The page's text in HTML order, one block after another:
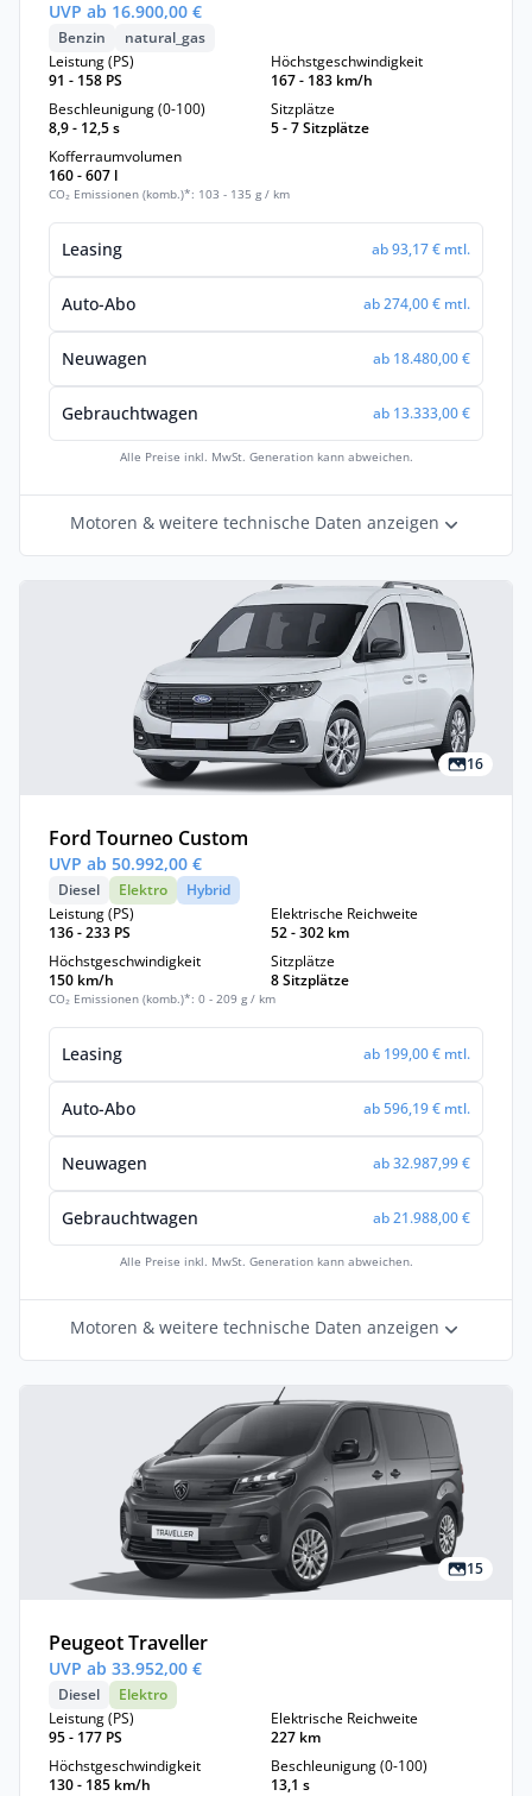
UVP ab 16.900,00 €
Benzin
natural_gas
Leistung (PS)
91 - 158 PS
Höchstgeschwindigkeit
167 - 183 km/h
Beschleunigung (0-100)
8,9 - 12,5 s
Sitzplätze
5 - 7 Sitzplätze
Kofferraumvolumen
160 - 607 l
CO₂ Emissionen (komb.)*: 103 - 135 g / km
Leasing ab 93,17 € mtl.
Auto-Abo ab 274,00 € mtl.
Neuwagen ab 18.480,00 €
Gebrauchtwagen ab 13.333,00 €
Alle Preise inkl. MwSt. Generation kann abweichen.
Motoren & weitere technische Daten anzeigen
16
Ford Tourneo Custom
UVP ab 50.992,00 €
Diesel Elektro
Hybrid
Leistung (PS)
136 - 233 PS
Elektrische Reichweite
52 - 302 km
Höchstgeschwindigkeit
150 km/h
Sitzplätze
8 Sitzplätze
CO₂ Emissionen (komb.)*: 0 - 209 g / km
Leasing ab 199,00 € mtl.
Auto-Abo ab 596,19 € mtl.
Neuwagen ab 32.987,99 €
Gebrauchtwagen ab 21.988,00 €
Alle Preise inkl. MwSt. Generation kann abweichen.
Motoren & weitere technische Daten anzeigen
15
Peugeot Traveller
UVP ab 33.952,00 €
Diesel
Elektro
Leistung (PS)
95 - 177 PS
Elektrische Reichweite
227 km
Höchstgeschwindigkeit
130 - 185 km/h
Beschleunigung (0-100)
13,1 s